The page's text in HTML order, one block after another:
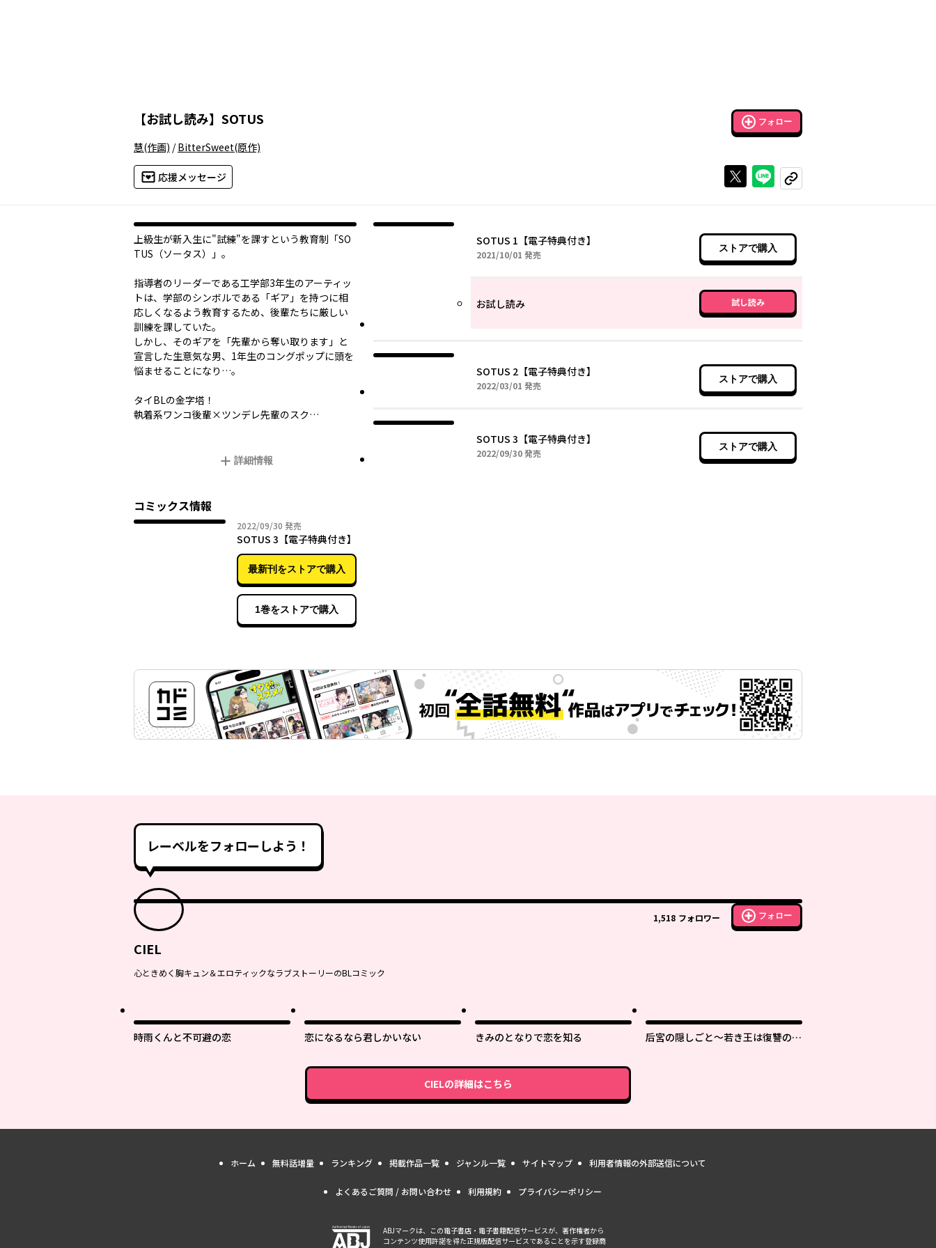
【お試し読み】 SOTUS フォロー
慧(作画) /BitterSweet(原作)
応援メッセージ Xで投稿するラインでシェアする
コピーする
上級生が新入生に"試練"を課すという教育制「SO
TUS（ソータス）」。
指導者のリーダーである工学部3年生のアーティッ
トは、学部のシンボルである「ギア」を持つに相
応しくなるよう教育するため、後輩たちに厳しい
訓練を課していた。
しかし、そのギアを「先輩から奪い取ります」と
宣言した生意気な男、1年生のコングポップに頭を
悩ませることになり…。
タイBLの金字塔！
執着系ワンコ後輩×ツンデレ先輩のスク…
詳細情報
コミックス情報
2022/09/30 2022年09月30日
発売
SOTUS 3【電子特典付き】
最新刊をストアで購入
1巻をストアで購入
SOTUS 1【電子特典付き】
2021/10/01 2021年10月01日
発売
ストアで購入
お試し読み 試し読み
SOTUS 2【電子特典付き】
2022/03/01 2022年03月01日
発売
ストアで購入
SOTUS 3【電子特典付き】
2022/09/302022年09月30日
発売
ストアで購入
レーベルをフォローしよう！
1,518 フォロワー フォロー
CIEL
心ときめく胸キュン＆エロティックなラブストーリーのBLコミック
時雨くんと不可避の恋 恋になるなら君しかいない きみのとなりで恋を知る
后宮の隠しごと～若き王は復讐の褥
CIELの詳細はこちら
ホーム 無料話増量 ランキング 掲載作品一覧 ジャンル一覧 サイトマップ 利用者情報の外部送信について
よくあるご質問 / お問い合わせ 利用規約 プライバシーポリシー
ABJマークは、この電子書店・電子書籍配信サービスが、著作権者から
コンテンツ使用許諾を得た正規版配信サービスであることを示す登録商